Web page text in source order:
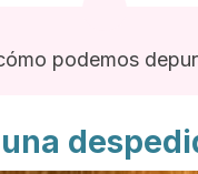
podemos